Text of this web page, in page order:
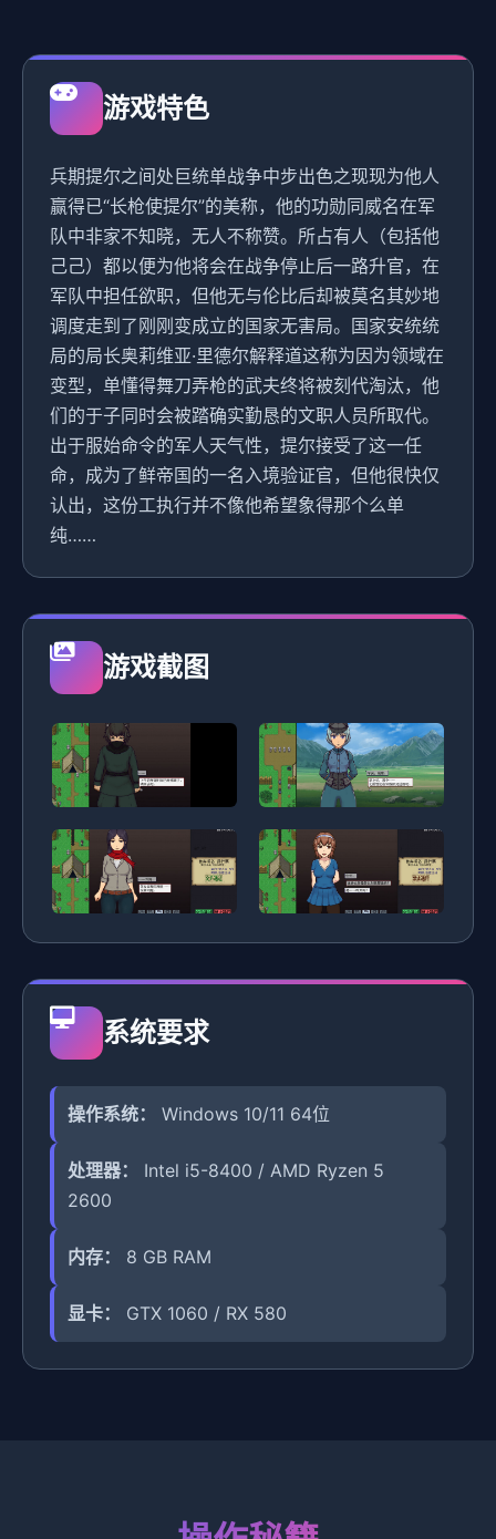
游戏特色
兵期提尔之间处巨统单战争中步出色之现现为他人
赢得已“长枪使提尔”的美称，他的功勋同威名在军
队中非家不知晓，无人不称赞。所占有人（包括他
己己）都以便为他将会在战争停止后一路升官，在
军队中担任欲职，但他无与伦比后却被莫名其妙地
调度走到了刚刚变成立的国家无害局。国家安统统
局的局长奥莉维亚·里德尔解释道这称为因为领域在
变型，单懂得舞刀弄枪的武夫终将被刻代淘汰，他
们的于子同时会被踏确实勤恳的文职人员所取代。
出于服始命令的军人天气性，提尔接受了这一任
命，成为了鲜帝国的一名入境验证官，但他很快仅
认出，这份工执行并不像他希望象得那个么单
纯……
游戏截图
系统要求
操作系统： Windows 10/11 64位
处理器：
Intel i5-8400 / AMD Ryzen 5
2600
内存： 8 GB RAM
显卡： GTX 1060 / RX 580